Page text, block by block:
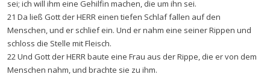
sei; ich will ihm eine Gehilfin machen, die um ihn sei.
21 Da ließ Gott der HERR einen tiefen Schlaf fallen auf den
Menschen, und er schlief ein. Und er nahm eine seiner Rippen und
schloss die Stelle mit Fleisch.
22 Und Gott der HERR baute eine Frau aus der Rippe, die er von dem
Menschen nahm, und brachte sie zu ihm.